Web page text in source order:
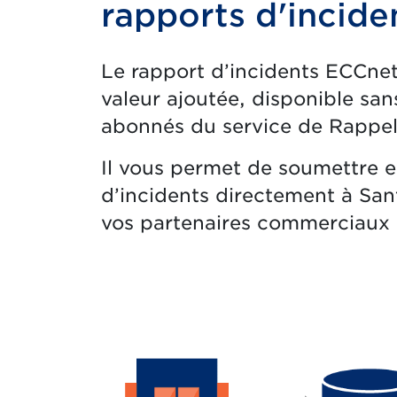
rapports
Le rapport d’incidents
valeur ajoutée, disponible
abonnés du service de
Il vous permet de soumettre
d’incidents directement à
vos partenaires